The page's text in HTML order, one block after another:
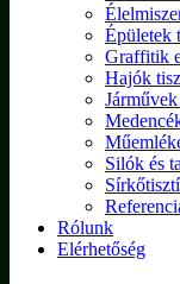
Épületek
Graffitik
Hajók
Járművek
Silók és
Rólunk
Elérhetőség